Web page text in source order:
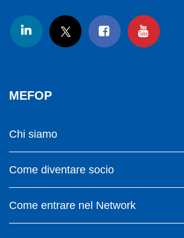
MEFOP
Chi siamo
Come diventare socio
Come entrare nel Network